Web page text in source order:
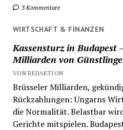
3 Kommentare
WIRTSCHAFT & FINANZEN
Kassensturz in Budapest
Milliarden von
VON REDAKTION
Brüsseler Milliarden,
Rückzahlungen: Ungarns
die Normalität. Belastbar
Gerichte mitspielen.